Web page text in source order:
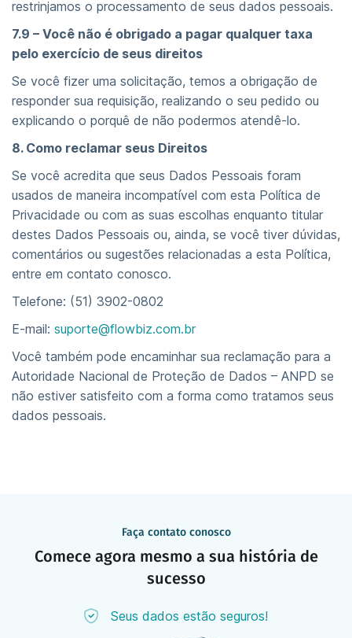
restrinjamos o processamento de seus dados pessoais.
7.9 – Você não é obrigado a pagar qualquer taxa
pelo exercício de seus direitos
Se você fizer uma solicitação, temos a obrigação de
responder sua requisição, realizando o seu pedido ou
explicando o porquê de não podermos atendê-lo.
8. Como reclamar seus Direitos
Se você acredita que seus Dados Pessoais foram
usados de maneira incompatível com esta Política de
Privacidade ou com as suas escolhas enquanto titular
destes Dados Pessoais ou, ainda, se você tiver dúvidas,
comentários ou sugestões relacionadas a esta Política,
entre em contato conosco.
Telefone: (51) 3902-0802
E-mail: suporte@flowbiz.com.br
Você também pode encaminhar sua reclamação para a
Autoridade Nacional de Proteção de Dados – ANPD se
não estiver satisfeito com a forma como tratamos seus
dados pessoais.
Faça contato conosco
Comece agora mesmo a sua história de
sucesso
Seus dados estão seguros!